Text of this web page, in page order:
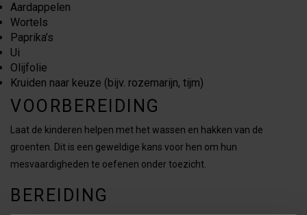
Aardappelen
Wortels
Paprika’s
Ui
Olijfolie
Kruiden naar keuze (bijv. rozemarijn, tijm)
VOORBEREIDING
Laat de kinderen helpen met het wassen en hakken van de
groenten. Dit is een geweldige kans voor hen om hun
mesvaardigheden te oefenen onder toezicht.
BEREIDING